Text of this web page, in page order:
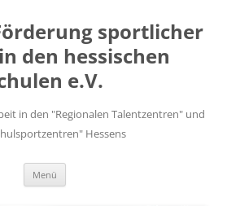
sportlicher
den hessischen
e.V.
in den "Regionalen Talentzentren" und
Hessens
Menü